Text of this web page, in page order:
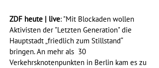
ZDF heute | live: "Mit Blockaden wollen
Aktivisten der "Letzten Generation" die
Hauptstadt „friedlich zum Stillstand“
bringen. An mehr als  30
Verkehrsknotenpunkten in Berlin kam es zu